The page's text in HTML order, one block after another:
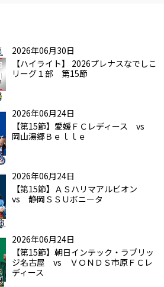
2026年06月30日
【ハイライト】 2026プレナスなでしこ
リーグ１部 第15節
2026年06月24日
【第15節】愛媛ＦＣレディース vs
岡山湯郷Ｂｅｌｌｅ
2026年06月24日
【第15節】ＡＳハリマアルビオン
vs 静岡ＳＳＵボニータ
2026年06月24日
【第15節】朝日インテック・ラブリッ
ジ名古屋 vs ＶＯＮＤＳ市原ＦＣレ
ディース